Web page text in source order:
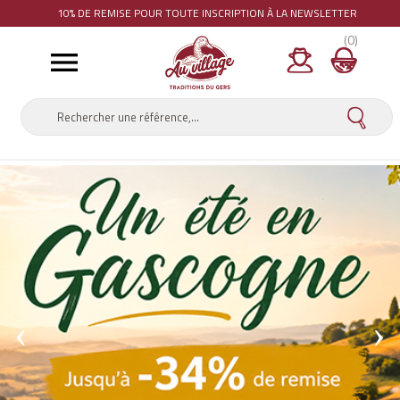
10% DE REMISE POUR TOUTE INSCRIPTION À LA NEWSLETTER

(0)